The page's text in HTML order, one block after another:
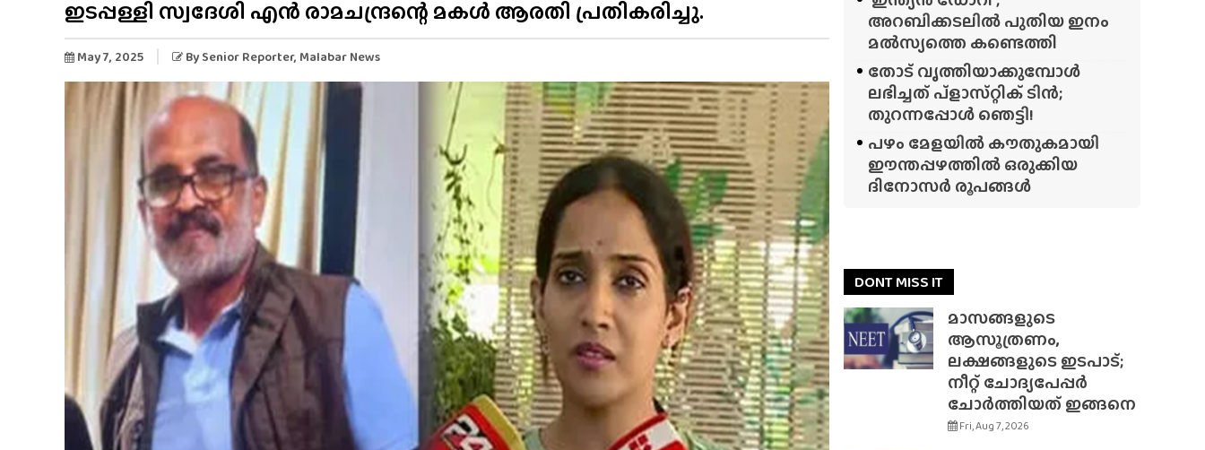
ഇടപ്പള്ളി സ്വദേശി എൻ രാമചന്ദ്രന്റെ മകൾ ആരതി പ്രതികരിച്ചു.
May 7, 2025 By Senior Reporter, Malabar News
അറബിക്കടലിൽ പുതിയ ഇനം
മൽസ്യത്തെ കണ്ടെത്തി
തോട് വൃത്തിയാക്കുമ്പോൾ
ലഭിച്ചത് പ്‌ളാസ്‌റ്റിക് ടിൻ;
തുറന്നപ്പോൾ ഞെട്ടി!
പഴം മേളയിൽ കൗതുകമായി
ഈന്തപ്പഴത്തിൽ ഒരുക്കിയ
ദിനോസർ രൂപങ്ങൾ
DONT MISS IT
മാസങ്ങളുടെ
ആസൂത്രണം,
ലക്ഷങ്ങളുടെ ഇടപാട്;
നീറ്റ് ചോദ്യപേപ്പർ
ചോർത്തിയത് ഇങ്ങനെ
Fri, Aug 7, 2026